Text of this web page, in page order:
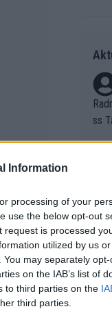
Information
processing of your
use the below opt-out
is processed
utilized by us
may separately
on the IAB’s list of
to third parties on the
third parties.
ss
as
et.
Auf
V?